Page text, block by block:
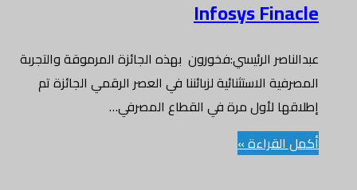
Infosys Finacle
عبدالناصر الرئيسي:فخورون بهذه الجائزة المرموقة والتجربة
المصرفية الاستثنائية لزبائننا في العصر الرقمي الجائزة تم
إطلاقها لأول مرة في القطاع المصرفي…
أكمل القراءة »